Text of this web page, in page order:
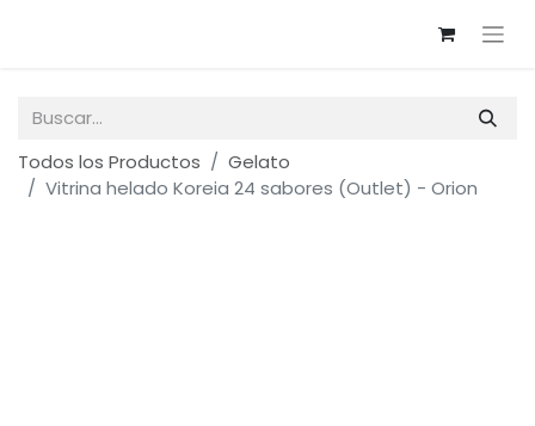
Todos los Productos
Gelato
Vitrina helado Koreia 24 sabores (Outlet) - Orion